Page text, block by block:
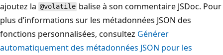
ajoutez la @volatile balise à son commentaire JSDoc. Pour
plus d’informations sur les métadonnées JSON des
fonctions personnalisées, consultez Générer
automatiquement des métadonnées JSON pour les